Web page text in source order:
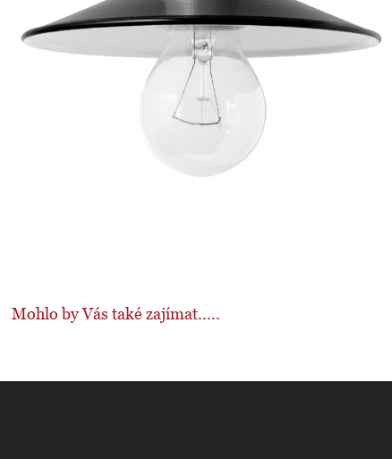
Mohlo by Vás také zajímat.....